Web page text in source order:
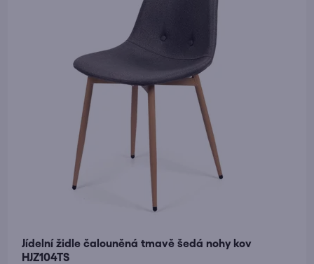
Jídelní židle čalouněná tmavě šedá nohy kov
HJZ104TS